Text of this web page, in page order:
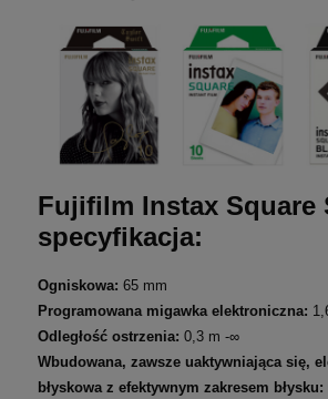
Fujifilm Instax Square
specyfikacja:
Ogniskowa: 65 mm
Programowana migawka elektroniczna:
Odległość ostrzenia: 0,3 m -∞
Wbudowana, zawsze uaktywniająca się,
błyskowa z efektywnym zakresem błysku: